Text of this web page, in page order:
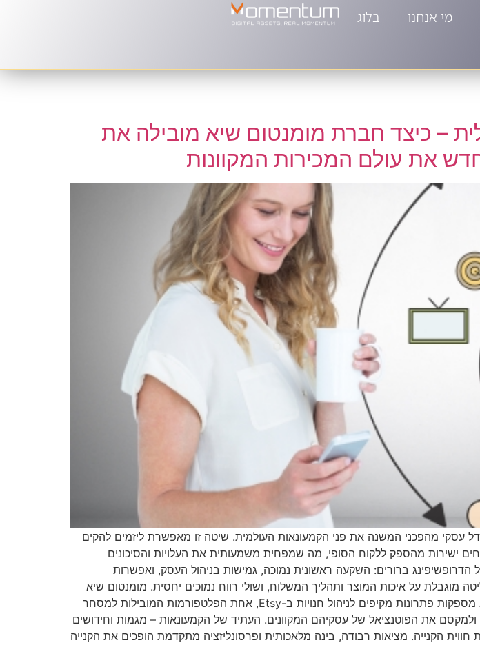
מי אנחנו בלוג
– כיצד חברת מומנטום שיא מובילה את
את עולם המכירות המקוונות
עסקי מהפכני המשנה את פני הקמעונאות העולמית. שיטה זו מאפשרת ליזמים להקים
ישירות מהספק ללקוח הסופי, מה שמפחית משמעותית את העלויות והסיכונים
הדרופשיפינג ברורים: השקעה ראשונית נמוכה, גמישות בניהול העסק, ואפשרות
על איכות המוצר ותהליך המשלוח, ושולי רווח נמוכים יחסית. מומנטום שיא
מובילה את המהפכה בניהול חנויות Etsy בתוך מרחב זה, חברות כמו מומנטום שיא מספקות פתרונות מקיפים לניהול חנויות ב-Etsy, אחת הפלטפורמות המובילות למסחר
את הפוטנציאל של עסקיהם המקוונים. העתיד של הקמעונאות – מגמות וחידושים
הקנייה. מציאות רבודה, בינה מלאכותית ופרסונליזציה מתקדמת הופכים את הקנייה